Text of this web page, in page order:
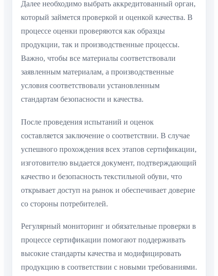
Далее необходимо выбрать аккредитованный орган,
который займется проверкой и оценкой качества. В
процессе оценки проверяются как образцы
продукции, так и производственные процессы.
Важно, чтобы все материалы соответствовали
заявленным материалам, а производственные
условия соответствовали установленным
стандартам безопасности и качества.
После проведения испытаний и оценок
составляется заключение о соответствии. В случае
успешного прохождения всех этапов сертификации,
изготовителю выдается документ, подтверждающий
качество и безопасность текстильной обуви, что
открывает доступ на рынок и обеспечивает доверие
со стороны потребителей.
Регулярный мониторинг и обязательные проверки в
процессе сертификации помогают поддерживать
высокие стандарты качества и модифицировать
продукцию в соответствии с новыми требованиями.